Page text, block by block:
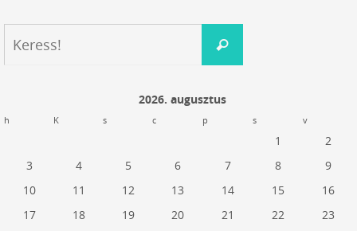
Keress!
2026. augusztus
h K s c p s v
1
2
3
4 5 6 7 8
9
10
11 12 13 14 15
16
17
18 19 20 21 22
23